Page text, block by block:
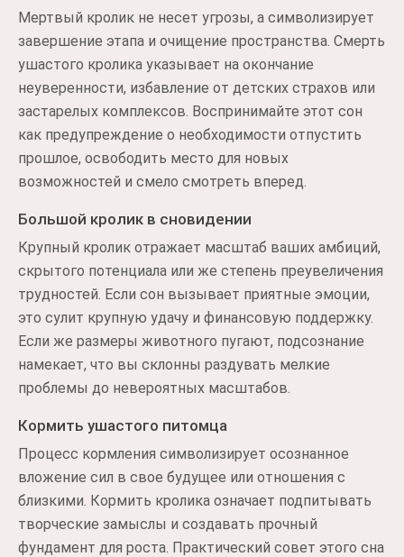
Мертвый кролик не несет угрозы, а символизирует
завершение этапа и очищение пространства. Смерть
ушастого кролика указывает на окончание
неуверенности, избавление от детских страхов или
застарелых комплексов. Воспринимайте этот сон
как предупреждение о необходимости отпустить
прошлое, освободить место для новых
возможностей и смело смотреть вперед.
Большой кролик в сновидении
Крупный кролик отражает масштаб ваших амбиций,
скрытого потенциала или же степень преувеличения
трудностей. Если сон вызывает приятные эмоции,
это сулит крупную удачу и финансовую поддержку.
Если же размеры животного пугают, подсознание
намекает, что вы склонны раздувать мелкие
проблемы до невероятных масштабов.
Кормить ушастого питомца
Процесс кормления символизирует осознанное
вложение сил в свое будущее или отношения с
близкими. Кормить кролика означает подпитывать
творческие замыслы и создавать прочный
фундамент для роста. Практический совет этого сна